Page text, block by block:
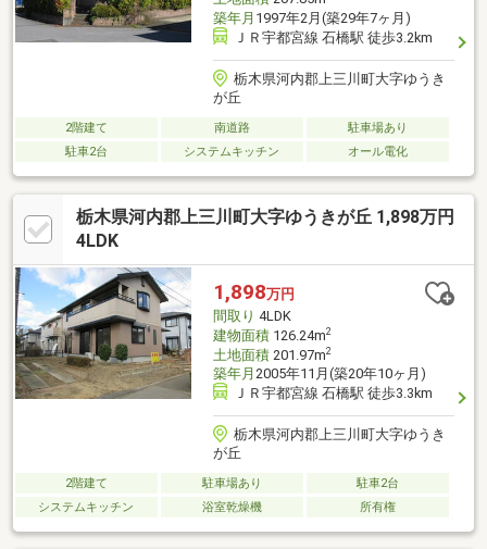
築年月 1997年2月(築29年7ヶ月)
ＪＲ宇都宮線 石橋駅 徒歩3.2km
栃木県河内郡上三川町大字ゆうき
が丘
2階建て 南道路
駐車場あり
駐車2台
システムキッチン オール電化
栃木県河内郡上三川町大字ゆうきが丘 1,898万円
4LDK
1,898万円
間取り 4LDK
建物面積126.24m2
土地面積201.97m2
築年月 2005年11月(築20年10ヶ月)
ＪＲ宇都宮線 石橋駅 徒歩3.3km
栃木県河内郡上三川町大字ゆうき
が丘
2階建て 駐車場あり
駐車2台
システムキッチン
浴室乾燥機 所有権